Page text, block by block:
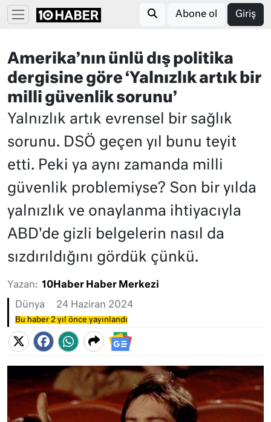
Abone ol Giriş
Amerika’nın ünlü dış politika
dergisine göre ‘Yalnızlık artık bir
milli güvenlik sorunu’
Yalnızlık artık evrensel bir sağlık
sorunu. DSÖ geçen yıl bunu teyit
etti. Peki ya aynı zamanda milli
güvenlik problemiyse? Son bir yılda
yalnızlık ve onaylanma ihtiyacıyla
ABD'de gizli belgelerin nasıl da
sızdırıldığını gördük çünkü.
Yazan: 10Haber Haber Merkezi
Dünya 24 Haziran 2024
Bu haber 2 yıl önce yayınlandı